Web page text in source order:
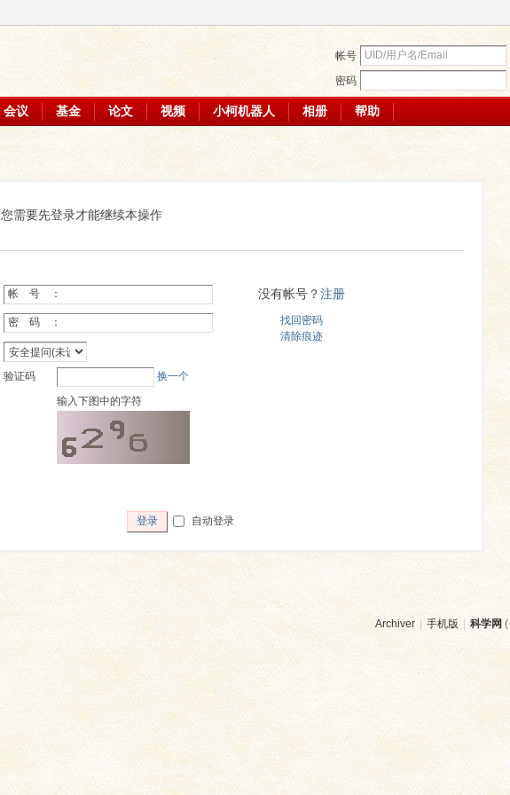
帐号
密码
会议 基金 论文 视频 小柯机器人 相册 帮助
您需要先登录才能继续本操作
帐 号 ：
密 码 ：
验证码
换一个
输入下图中的字符
没有帐号？注册
找回密码
清除痕迹
登录 自动登录
Archiver | 手机版 | 科学网 (